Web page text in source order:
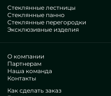
Стеклянные лестницы
Стеклянные панно
Стеклянные перегородки
Эксклюзивные изделия
О компании
Партнерам
Наша команда
Контакты
Как сделать заказ